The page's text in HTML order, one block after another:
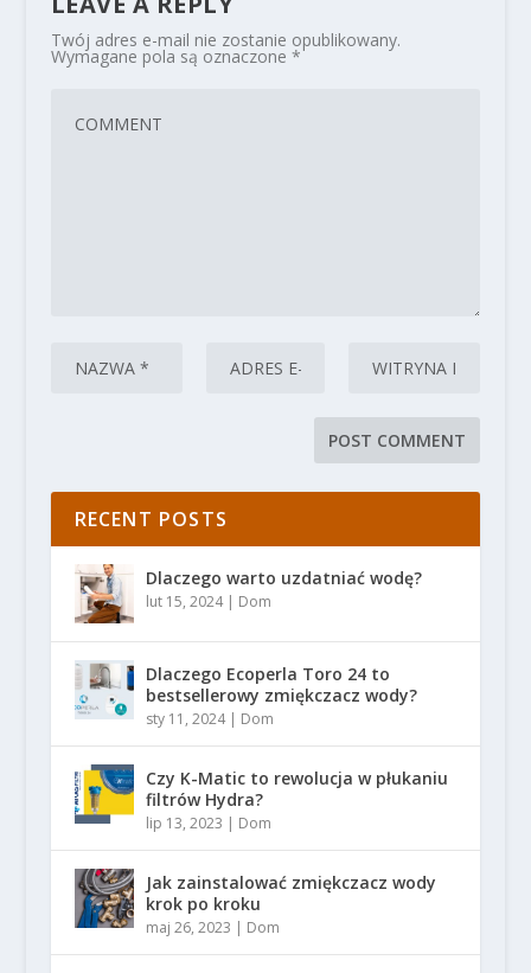
Twój adres e-mail nie zostanie opublikowany.
Wymagane pola są oznaczone *
RECENT POSTS
Dlaczego warto uzdatniać wodę?
lut 15, 2024| Dom
Dlaczego Ecoperla Toro 24 to
bestsellerowy zmiękczacz wody?
sty 11, 2024| Dom
Czy K-Matic to rewolucja w płukaniu
filtrów Hydra?
lip 13, 2023 | Dom
Jak zainstalować zmiękczacz wody
krok po kroku
maj 26, 2023 | Dom